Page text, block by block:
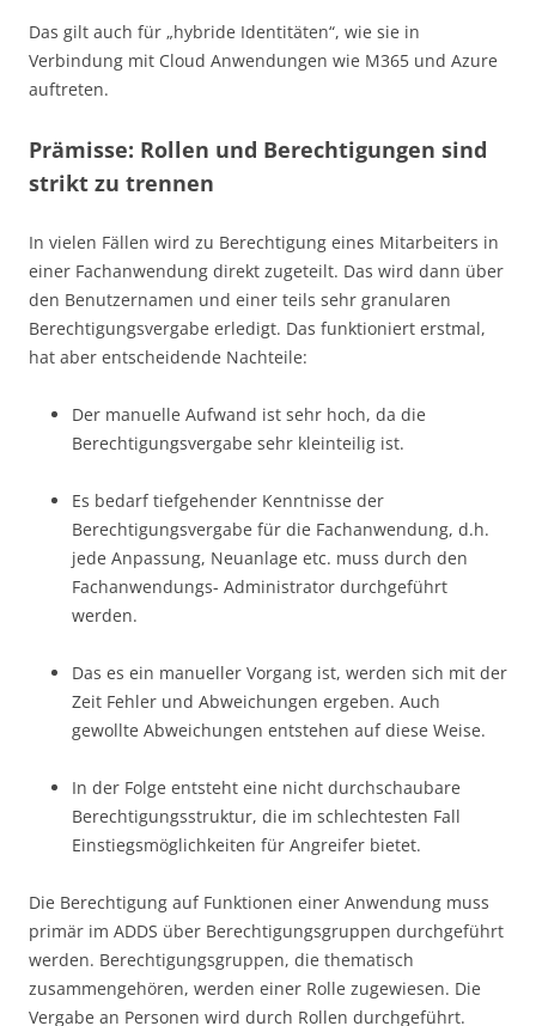
Das gilt auch für „hybride Identitäten“, wie sie in
Verbindung mit Cloud Anwendungen wie M365 und Azure
auftreten.
Prämisse: Rollen und Berechtigungen sind
strikt zu trennen
In vielen Fällen wird zu Berechtigung eines Mitarbeiters in
einer Fachanwendung direkt zugeteilt. Das wird dann über
den Benutzernamen und einer teils sehr granularen
Berechtigungsvergabe erledigt. Das funktioniert erstmal,
hat aber entscheidende Nachteile:
Der manuelle Aufwand ist sehr hoch, da die
Berechtigungsvergabe sehr kleinteilig ist.
Es bedarf tiefgehender Kenntnisse der
Berechtigungsvergabe für die Fachanwendung, d.h.
jede Anpassung, Neuanlage etc. muss durch den
Fachanwendungs- Administrator durchgeführt
werden.
Das es ein manueller Vorgang ist, werden sich mit der
Zeit Fehler und Abweichungen ergeben. Auch
gewollte Abweichungen entstehen auf diese Weise.
In der Folge entsteht eine nicht durchschaubare
Berechtigungsstruktur, die im schlechtesten Fall
Einstiegsmöglichkeiten für Angreifer bietet.
Die Berechtigung auf Funktionen einer Anwendung muss
primär im ADDS über Berechtigungsgruppen durchgeführt
werden. Berechtigungsgruppen, die thematisch
zusammengehören, werden einer Rolle zugewiesen. Die
Vergabe an Personen wird durch Rollen durchgeführt.